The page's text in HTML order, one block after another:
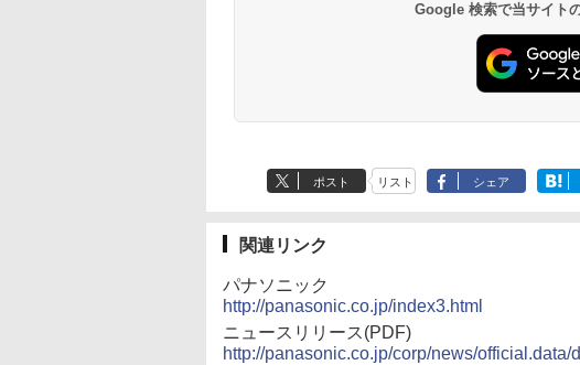
Google 検索で当サイト
ポスト リスト シェア
関連リンク
パナソニック
http://panasonic.co.jp/index3.html
ニュースリリース(PDF)
http://panasonic.co.jp/corp/news/